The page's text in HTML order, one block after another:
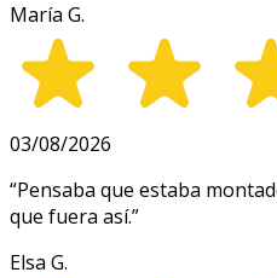
María G.
03/08/2026
“Pensaba que estaba
que fuera así.”
Elsa G.